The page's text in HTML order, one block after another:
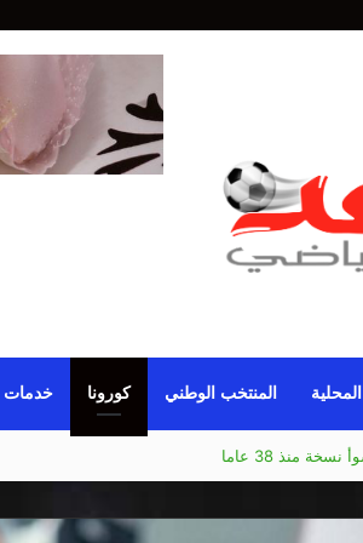
المنتخب الوطني كورونا خدمات
في ريال مدريد؟